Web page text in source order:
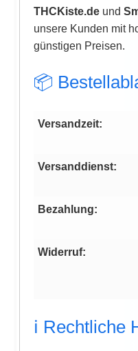
THCKiste.de und
unsere Kunden mit
günstigen Preisen.
📦
Versandzeit:
Versanddienst:
Bezahlung:
Widerruf:
ℹ️ Rechtliche